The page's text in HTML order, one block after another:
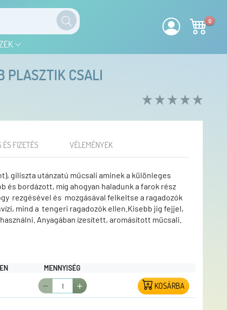
0
PLASZTIK CSALI
ÉS FIZETÉS VÉLEMÉNYEK
giliszta utánzatú műcsali aminek a különleges
és bordázott, míg ahogyan haladunk a farok rész
rezgésével és mozgásával felkeltse a ragadozók
mind a tengeri ragadozók ellen.Kisebb jig fejjel,
Anyagában ízesített, aromásított műcsali.
MENNYISÉG
KOSÁRBA